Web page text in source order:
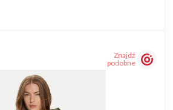
Znajdź
podobne